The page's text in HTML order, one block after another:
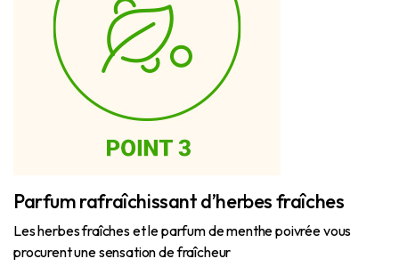
Parfum rafraîchissant d’herbes fraîches
Les herbes fraîches et le parfum de menthe poivrée vous
procurent une sensation de fraîcheur